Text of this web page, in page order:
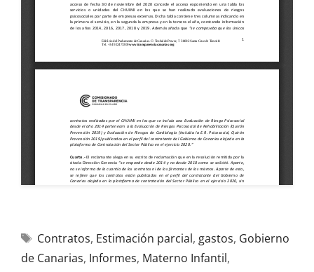
Contratos, Estimación parcial, gastos, Gobierno
de Canarias, Informes, Materno Infantil,